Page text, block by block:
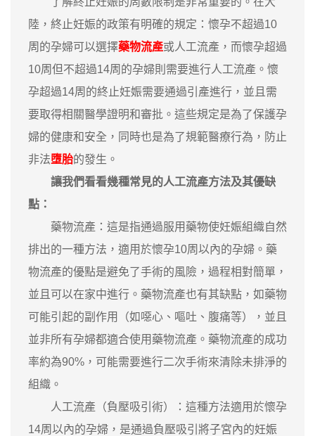
陸，終止妊娠的政策有明確的規定：懷孕不超過10
周的孕婦可以選擇藥物流產或人工流產，而懷孕超過
10周但不超過14周的孕婦則需要進行人工流產。懷
孕超過14周的終止妊娠需要通過引產進行，並且需
要取得相關醫學證明和審批。這些規定是為了保護孕
婦的健康和安全，同時也是為了規範醫療行為，防止
非法墮胎的發生。
讓我們看看幾種常見的人工流產方法及其優缺
點：
藥物流產：這是指通過服用藥物使妊娠組織自然
排出的一種方法，適用於懷孕10周以內的孕婦。藥
物流產的優點是避免了手術的風險，過程相對簡單，
並且可以在家中進行。藥物流產也有其缺點，如藥物
可能引起的副作用（如噁心、嘔吐、腹痛等），並且
並非所有孕婦都適合使用藥物流產。藥物流產的成功
率約為90%，可能需要進行二次手術來清除未排淨的
組織。
人工流產（負壓吸引術）：這種方法適用於懷孕
14周以內的孕婦，是通過負壓吸引將子宮內的妊娠